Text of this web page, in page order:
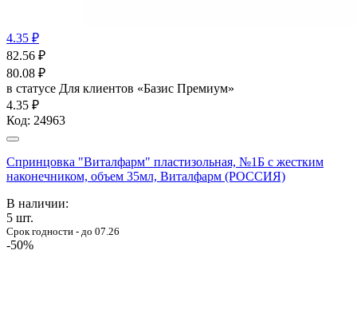
4.35 ₽
82.56 ₽
80.08 ₽
в статусе Для клиентов «Базис Премиум»
4.35 ₽
Код: 24963
Спринцовка "Виталфарм" пластизольная, №1Б с жестким
наконечником, объем 35мл, Виталфарм (РОССИЯ)
В наличии:
5 шт.
Срок годности - до 07.26
-50%